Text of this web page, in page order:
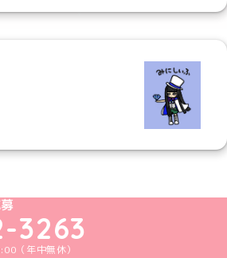
どりーみんTikTok公式アカウント
めいどりーみんX公式アカウント
めいどりーみんInstagram公式アカウント
めいどりーみんFacebook公式アカウン
めいどりーみんYouTube公式アカ
3263
（年中無休）